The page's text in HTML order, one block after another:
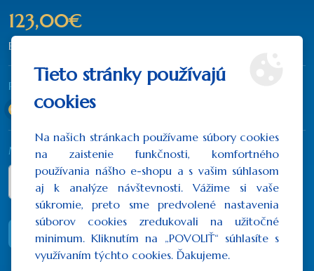
123,00€
Bez DPH: 100,00€
Rozmer
20x16 cm(123,00€)
Množstvo
DO KOŠÍKA
Tieto stránky používajú
cookies
Na našich stránkach používame súbory cookies
na zaistenie funkčnosti, komfortného
používania nášho e-shopu a s vašim súhlasom
aj k analýze návštevnosti. Vážime si vaše
súkromie, preto sme predvolené nastavenia
súborov cookies zredukovali na užitočné
minimum. Kliknutím na „POVOLIŤ“ súhlasíte s
využívaním týchto cookies. Ďakujeme.